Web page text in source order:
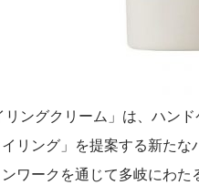
ングクリーム」は、ハン
リング」を提案する新た
ワークを通じて多岐にわ